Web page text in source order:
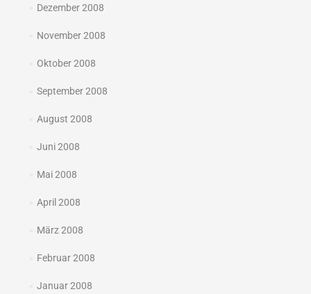
Dezember 2008
November 2008
Oktober 2008
September 2008
August 2008
Juni 2008
Mai 2008
April 2008
März 2008
Februar 2008
Januar 2008